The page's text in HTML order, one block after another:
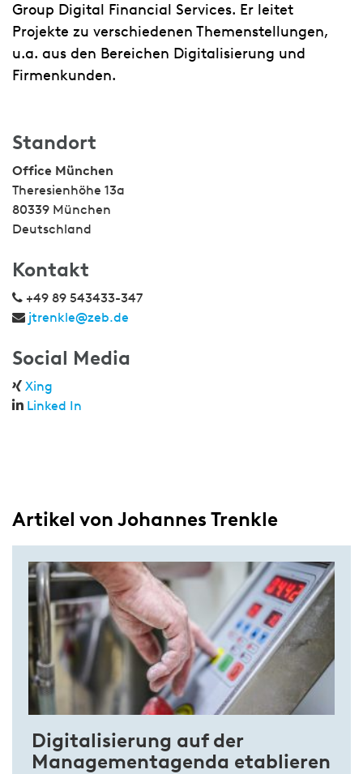
Group Digital Financial Services. Er leitet
Projekte zu verschiedenen Themenstellungen,
u.a. aus den Bereichen Digitalisierung und
Firmenkunden.
Standort
Office München
Theresienhöhe 13a
80339 München
Deutschland
Kontakt
+49 89 543433-347
jtrenkle@zeb.de
Social Media
Xing
Linked In
Artikel von Johannes Trenkle
Digitalisierung auf der
Managementagenda etablieren